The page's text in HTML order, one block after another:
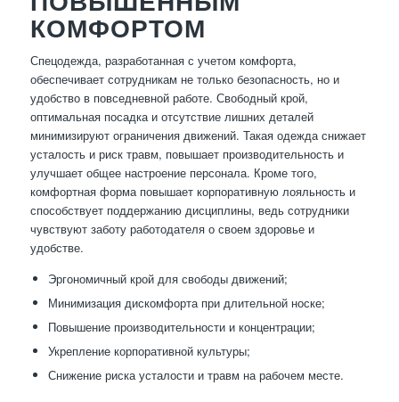
КОМФОРТОМ
Спецодежда, разработанная с учетом комфорта,
обеспечивает сотрудникам не только безопасность, но и
удобство в повседневной работе. Свободный крой,
оптимальная посадка и отсутствие лишних деталей
минимизируют ограничения движений. Такая одежда снижает
усталость и риск травм, повышает производительность и
улучшает общее настроение персонала. Кроме того,
комфортная форма повышает корпоративную лояльность и
способствует поддержанию дисциплины, ведь сотрудники
чувствуют заботу работодателя о своем здоровье и
удобстве.
Эргономичный крой для свободы движений;
Минимизация дискомфорта при длительной носке;
Повышение производительности и концентрации;
Укрепление корпоративной культуры;
Снижение риска усталости и травм на рабочем месте.